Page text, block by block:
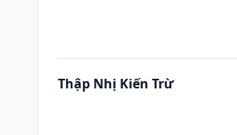
Thập Nhị Kiến Trừ